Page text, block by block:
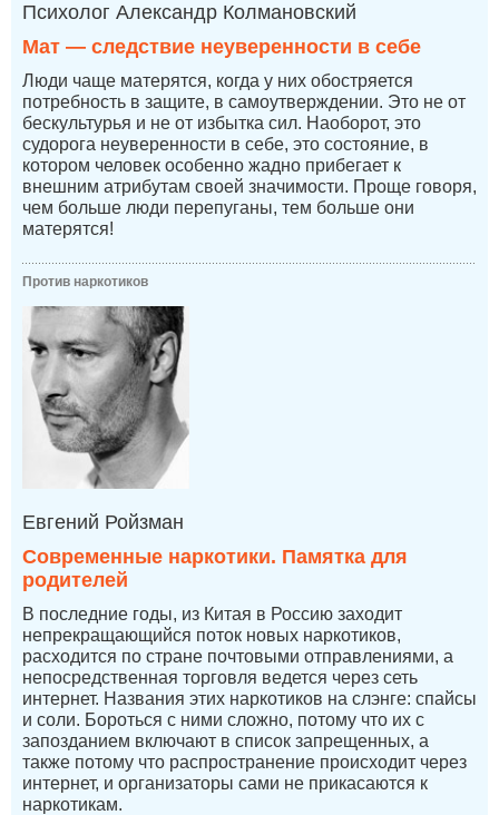
Психолог Александр Колмановский
Мат — следствие неуверенности в себе
Люди чаще матерятся, когда у них обостряется
потребность в защите, в самоутверждении. Это не от
бескультурья и не от избытка сил. Наоборот, это
судорога неуверенности в себе, это состояние, в
котором человек особенно жадно прибегает к
внешним атрибутам своей значимости. Проще говоря,
чем больше люди перепуганы, тем больше они
матерятся!
Против наркотиков
Евгений Ройзман
Современные наркотики. Памятка для
родителей
В последние годы, из Китая в Россию заходит
непрекращающийся поток новых наркотиков,
расходится по стране почтовыми отправлениями, а
непосредственная торговля ведется через сеть
интернет. Названия этих наркотиков на слэнге: спайсы
и соли. Бороться с ними сложно, потому что их с
запозданием включают в список запрещенных, а
также потому что распространение происходит через
интернет, и организаторы сами не прикасаются к
наркотикам.